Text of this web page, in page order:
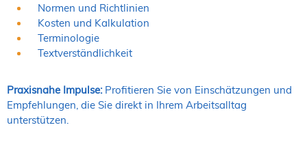
Normen und Richtlinien
Kosten und Kalkulation
Terminologie
Textverständlichkeit
Praxisnahe Impulse:Profitieren Sie von Einschätzungen und
Empfehlungen, die Sie direkt in Ihrem Arbeitsalltag
unterstützen.